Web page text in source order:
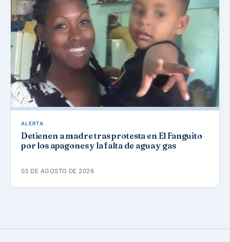
ALERTA
Detienen a madre tras protesta en El Fanguito
por los apagones y la falta de agua y gas
03 DE AGOSTO DE 2026